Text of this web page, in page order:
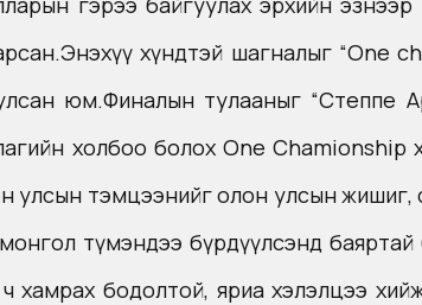
хүндтэй шагналыг “One
юм.Финалын тулааныг “Степпе
холбоо болох One
улсын тэмцээнийг олон улсын
түмэндээ бүрдүүлсэнд
хамрах бодолтой, яриа хэлэлцээ